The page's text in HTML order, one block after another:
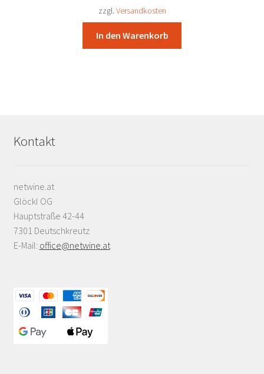
6,45 €
5,90 €.
zzgl. Versandkosten
In den Warenkorb
Kontakt
netwine.at
Glöckl OG
Hauptstraße 42-44
7301 Deutschkreutz
E-Mail: office@netwine.at